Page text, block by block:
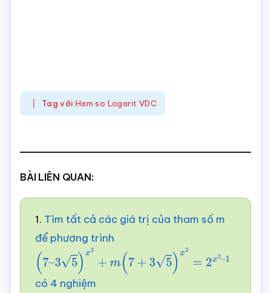
Tag với:Ham so Logarit VDC
BÀI LIÊN QUAN:
1. Tìm tất cả các giá trị của tham số m
để phương trình
( 7–35) x 2 m(7+35) x2 =2x2 –
có 4 nghiệm